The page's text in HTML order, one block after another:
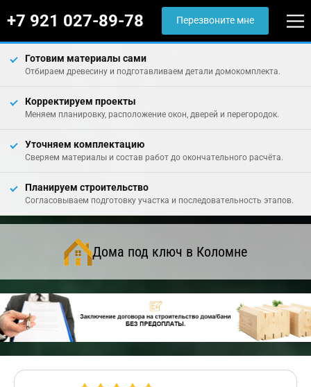
+7 921 027-89-78 Перезвоните мне
Готовим материалы сами
Отбираем древесину и подготавливаем детали домокомплекта.
Корректируем проекты
Меняем планировку, расположение окон, дверей и перегородок.
Уточняем комплектацию
Сверяем материалы и состав работ до окончательного расчёта.
Планируем строительство
Согласовываем подготовку участка и последовательность этапов.
Дома под ключ в Коломне